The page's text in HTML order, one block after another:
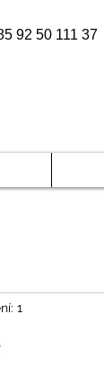
92 50 111 37
1